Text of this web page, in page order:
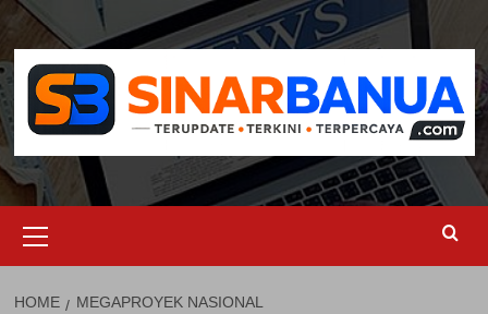
Skip
content
Menu
HOME MEGAPROYEK NASIONAL